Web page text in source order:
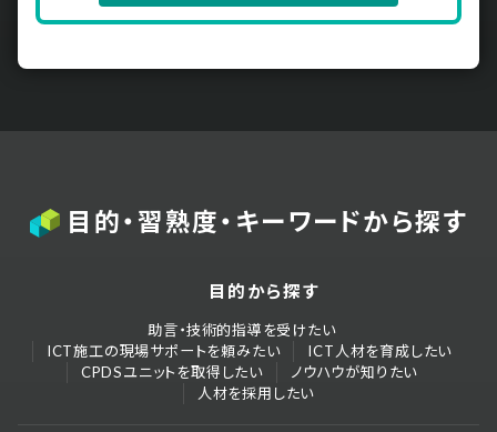
目的・習熟度・キーワードから探す
目的から探す
助言・技術的指導を受けたい
ICT施工の現場サポートを頼みたい
ICT人材を育成したい
CPDSユニットを取得したい
ノウハウが知りたい
人材を採用したい